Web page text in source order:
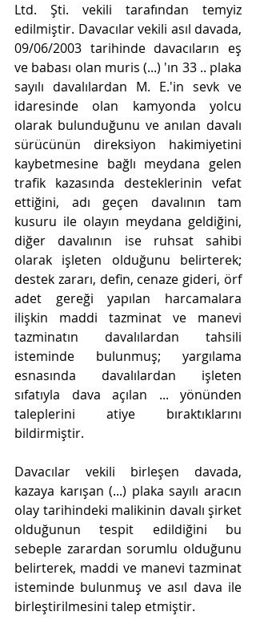
Ltd. Şti. vekili tarafından temyiz
edilmiştir. Davacılar vekili asıl davada,
09/06/2003 tarihinde davacıların eş
ve babası olan muris (...) 'ın 33 .. plaka
sayılı davalılardan M. E.'in sevk ve
idaresinde olan kamyonda yolcu
olarak bulunduğunu ve anılan davalı
sürücünün direksiyon hakimiyetini
kaybetmesine bağlı meydana gelen
trafik kazasında desteklerinin vefat
ettiğini, adı geçen davalının tam
kusuru ile olayın meydana geldiğini,
diğer davalının ise ruhsat sahibi
olarak işleten olduğunu belirterek;
destek zararı, defin, cenaze gideri, örf
adet gereği yapılan harcamalara
ilişkin maddi tazminat ve manevi
tazminatın davalılardan tahsili
isteminde bulunmuş; yargılama
esnasında davalılardan işleten
sıfatıyla dava açılan ... yönünden
taleplerini atiye bıraktıklarını
bildirmiştir.
Davacılar vekili birleşen davada,
kazaya karışan (...) plaka sayılı aracın
olay tarihindeki malikinin davalı şirket
olduğunun tespit edildiğini bu
sebeple zarardan sorumlu olduğunu
belirterek, maddi ve manevi tazminat
isteminde bulunmuş ve asıl dava ile
birleştirilmesini talep etmiştir.